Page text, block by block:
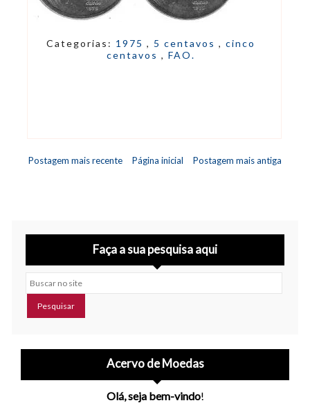
Categorias: 1975 , 5 centavos , cinco
centavos , FAO.
Postagem mais recente Postagem mais antiga
Página inicial
Faça a sua pesquisa aqui
Buscar no site
Acervo de Moedas
Olá, seja bem-vindo!